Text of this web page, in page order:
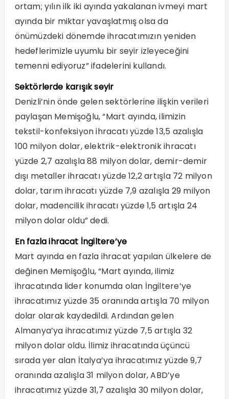
ortam; yılın ilk iki ayında yakalanan ivmeyi mart
ayında bir miktar yavaşlatmış olsa da
önümüzdeki dönemde ihracatımızın yeniden
hedeflerimizle uyumlu bir seyir izleyeceğini
temenni ediyoruz” ifadelerini kullandı.
Sektörlerde karışık seyir
Denizli’nin önde gelen sektörlerine ilişkin verileri
paylaşan Memişoğlu, “Mart ayında, ilimizin
tekstil-konfeksiyon ihracatı yüzde 13,5 azalışla
100 milyon dolar, elektrik-elektronik ihracatı
yüzde 2,7 azalışla 88 milyon dolar, demir-demir
dışı metaller ihracatı yüzde 12,2 artışla 72 milyon
dolar, tarım ihracatı yüzde 7,9 azalışla 29 milyon
dolar, madencilik ihracatı yüzde 1,5 artışla 24
milyon dolar oldu” dedi.
En fazla ihracat İngiltere’ye
Mart ayında en fazla ihracat yapılan ülkelere de
değinen Memişoğlu, “Mart ayında, ilimiz
ihracatında lider konumda olan İngiltere’ye
ihracatımız yüzde 35 oranında artışla 70 milyon
dolar olarak kaydedildi. Ardından gelen
Almanya’ya ihracatımız yüzde 7,5 artışla 32
milyon dolar oldu. İlimiz ihracatında üçüncü
sırada yer alan İtalya’ya ihracatımız yüzde 9,7
oranında azalışla 31 milyon dolar, ABD’ye
ihracatımız yüzde 31,7 azalışla 30 milyon dolar,